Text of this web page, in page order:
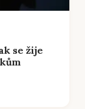
se žije